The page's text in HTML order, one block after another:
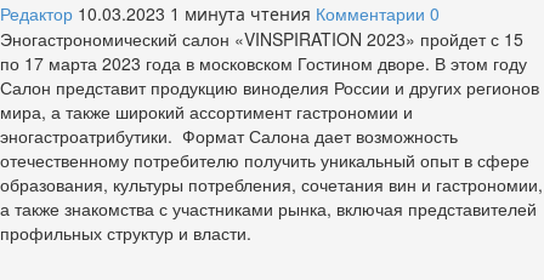
Редактор 10.03.2023 1 минута чтения Комментарии 0
Эногастрономический салон «VINSPIRATION 2023» пройдет с 15
по 17 марта 2023 года в московском Гостином дворе. В этом году
Салон представит продукцию виноделия России и других регионов
мира, а также широкий ассортимент гастрономии и
эногастроатрибутики. Формат Салона дает возможность
отечественному потребителю получить уникальный опыт в сфере
образования, культуры потребления, сочетания вин и гастрономии,
а также знакомства с участниками рынка, включая представителей
профильных структур и власти.